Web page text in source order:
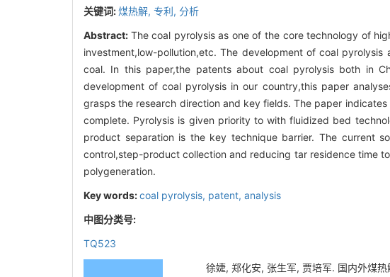
关键词:煤热解, 专利, 分析
Abstract: The coal pyrolysis as one of the core technology of
investment,low-pollution,etc. The development of coal
coal. In this paper,the patents about coal pyrolysis both in
development of coal pyrolysis in our country,this paper
grasps the research direction and key fields. The paper
complete. Pyrolysis is given priority to with fluidized bed
product separation is the key technique barrier. The current
control,step-product collection and reducing tar residence time
polygeneration.
Key words:coal pyrolysis, patent, analysis
中图分类号:
TQ523
徐婕, 郑化安, 张生军, 贾培军. 国内外煤